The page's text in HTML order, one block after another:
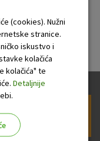
(cookies). Nužni
stranice.
iskustvo i
kolačića
kolačića" te
Detaljnije